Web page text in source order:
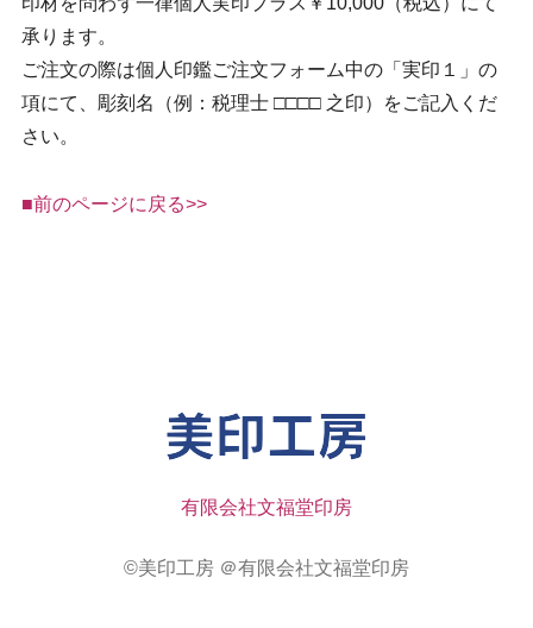
承ります。
ご注文の際は個人印鑑ご注文フォーム中の「実印１」の
項にて、彫刻名（例：税理士 □□□□ 之印）をご記入くだ
さい。
■前のページに戻る>>
有限会社文福堂印房
©美印工房 ＠有限会社文福堂印房